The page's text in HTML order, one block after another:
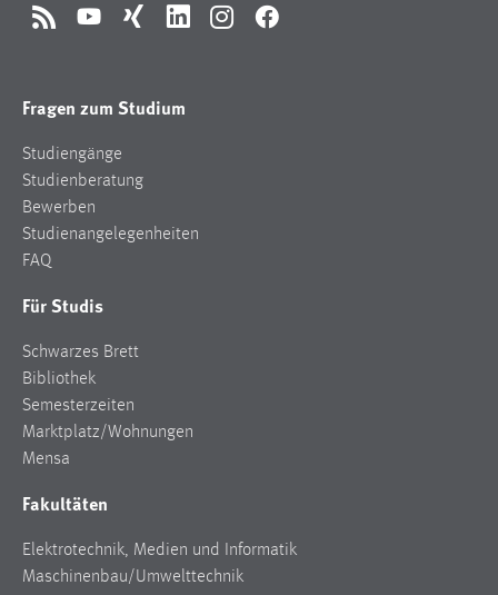
RSS YouTubeXing LinkedInInstagramFacebook
Fragen zum Studium
Studiengänge
Studienberatung
Bewerben
Studienangelegenheiten
FAQ
Für Studis
Schwarzes Brett
Bibliothek
Semesterzeiten
Marktplatz/Wohnungen
Mensa
Fakultäten
Elektrotechnik, Medien und Informatik
Maschinenbau/Umwelttechnik